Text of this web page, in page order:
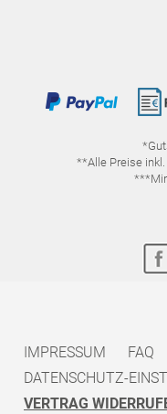
**Alle Preise
IMPRESSUM FAQ
DATENSCHUTZ-
VERTRAG